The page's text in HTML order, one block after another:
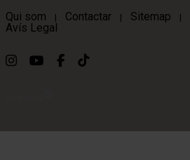
Qui som | Contactar | Sitemap |
Avís Legal
Link a instagram
Link a youtube
Link a facebook
Link a ticktok